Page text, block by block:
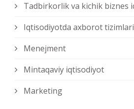
Tadbirkorlik va kichik biznes
Iqtisodiyotda axborot
Menejment
Mintaqaviy iqtisodiyot
Marketing